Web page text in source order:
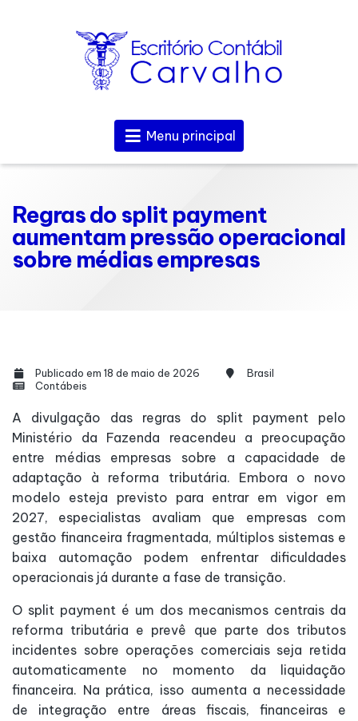
Menu principal
Regras do split payment
aumentam pressão operacional
sobre médias empresas
Publicado em 18 de maio de 2026
Brasil
Contábeis
A divulgação das regras do split payment pelo
Ministério da Fazenda reacendeu a preocupação
entre médias empresas sobre a capacidade de
adaptação à reforma tributária. Embora o novo
modelo esteja previsto para entrar em vigor em
2027, especialistas avaliam que empresas com
gestão financeira fragmentada, múltiplos sistemas e
baixa automação podem enfrentar dificuldades
operacionais já durante a fase de transição.
O split payment é um dos mecanismos centrais da
reforma tributária e prevê que parte dos tributos
incidentes sobre operações comerciais seja retida
automaticamente no momento da liquidação
financeira. Na prática, isso aumenta a necessidade
de integração entre áreas fiscais, financeiras e